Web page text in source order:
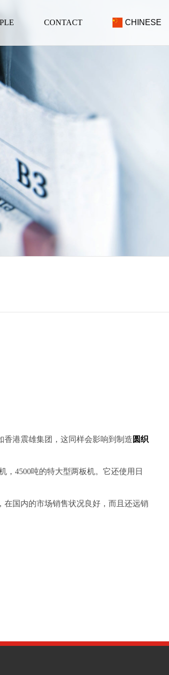
CHINESE
CONTACT
港震雄集团，这同样会影响到制造 圆织
，4500吨的特大型两板机。它还使用日
国内的市场销售状况良好，而且还远销